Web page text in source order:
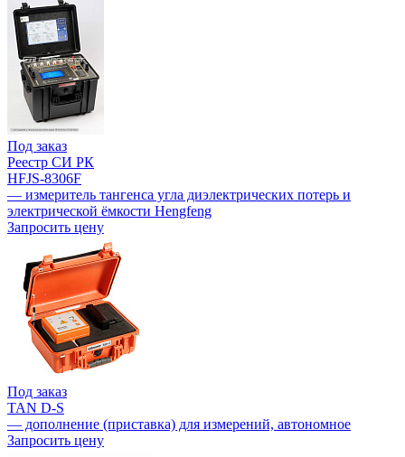
Под заказ
Реестр СИ РК
HFJS-8306F
— измеритель тангенса угла диэлектрических потерь и
электрической ёмкости Hengfeng
Запросить цену
Под заказ
TAN D-S
— дополнение (приставка) для измерений, автономное
Запросить цену